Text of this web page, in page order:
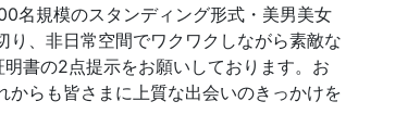
名規模のスタンディング形式・美男美女
、非日常空間でワクワクしながら素敵な
書の2点提示をお願いしております。お
らも皆さまに上質な出会いのきっかけを